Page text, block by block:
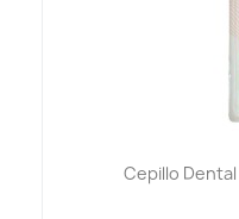
Cepillo